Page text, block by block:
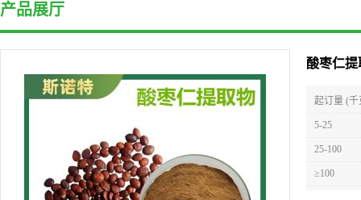
产品展厅
酸枣仁
起订量 (千
5-25
25-100
≥100